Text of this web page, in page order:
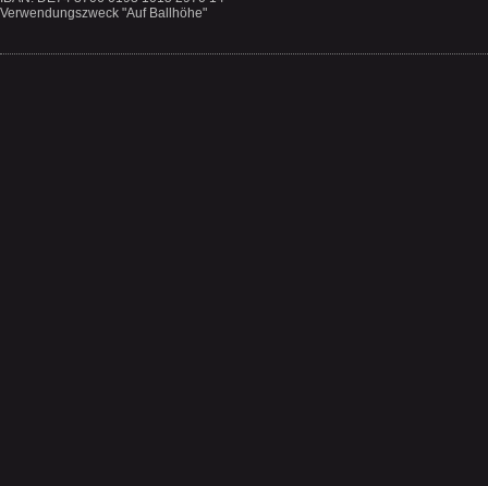
Verwendungszweck "Auf Ballhöhe"